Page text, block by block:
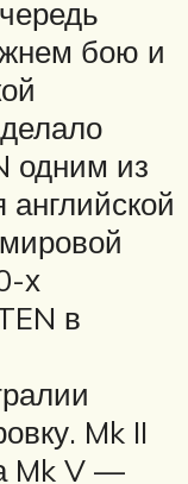
бою и
одним из
х
в
Mk II
Mk V —